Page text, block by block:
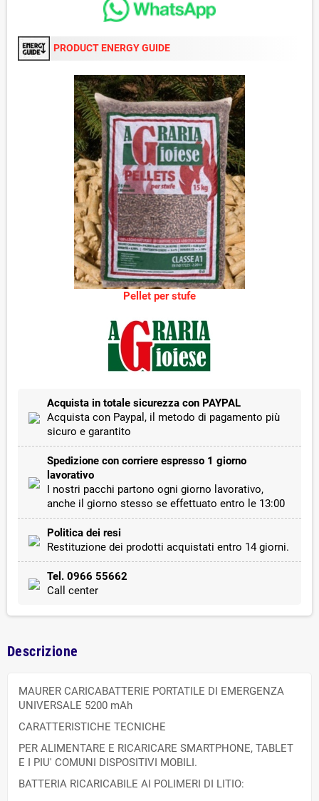
PRODUCT ENERGY GUIDE
Pellet per stufe
Acquista in totale sicurezza con PAYPAL
Acquista con Paypal, il metodo di pagamento più
sicuro e garantito
Spedizione con corriere espresso 1 giorno
lavorativo
I nostri pacchi partono ogni giorno lavorativo,
anche il giorno stesso se effettuato entro le 13:00
Politica dei resi
Restituzione dei prodotti acquistati entro 14 giorni.
Tel. 0966 55662
Call center
Descrizione
MAURER CARICABATTERIE PORTATILE DI EMERGENZA
UNIVERSALE 5200 mAh
CARATTERISTICHE TECNICHE
PER ALIMENTARE E RICARICARE SMARTPHONE, TABLET
E I PIU' COMUNI DISPOSITIVI MOBILI.
BATTERIA RICARICABILE AI POLIMERI DI LITIO: